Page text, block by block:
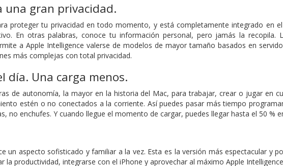
una gran privacidad.
proteger tu privacidad en todo momento, y está completamente integrado en
En otras palabras, conoce tu información personal, pero jamás la recopila.
a Apple Intelligence valerse de modelos de mayor tamaño basados en
más complejas con total privacidad.
día. Una carga menos.
de autonomía, la mayor en la historia del Mac, para trabajar, crear o jugar en
estén o no conectados a la corriente. Así puedes pasar más tiempo
no enchufes. Y cuando llegue el momento de cargar, puedes llegar hasta el 50 %
un aspecto sofisticado y familiar a la vez. Esta es la versión más espectacular y
la producti­vidad, integrarse con el iPhone y aprovechar al máximo Apple